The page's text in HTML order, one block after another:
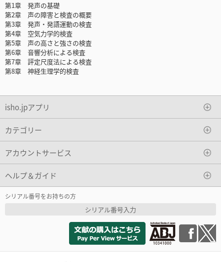
第1章 発声の基礎
第2章 声の障害と検査の概要
第3章 発声・発語運動の検査
第4章 空気力学的検査
第5章 声の高さと強さの検査
第6章 音響分析による検査
第7章 評定尺度法による検査
第8章 神経生理学的検査
isho.jpアプリ
カテゴリー
アカウントサービス
ヘルプ＆ガイド
シリアル番号をお持ちの方
シリアル番号入力